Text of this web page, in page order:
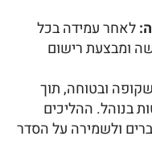
לאחר עמידה בכל
ומבצעת רישום
ובטוחה, תוך
בנוהל. ההליכים
ולשמירה על הסדר